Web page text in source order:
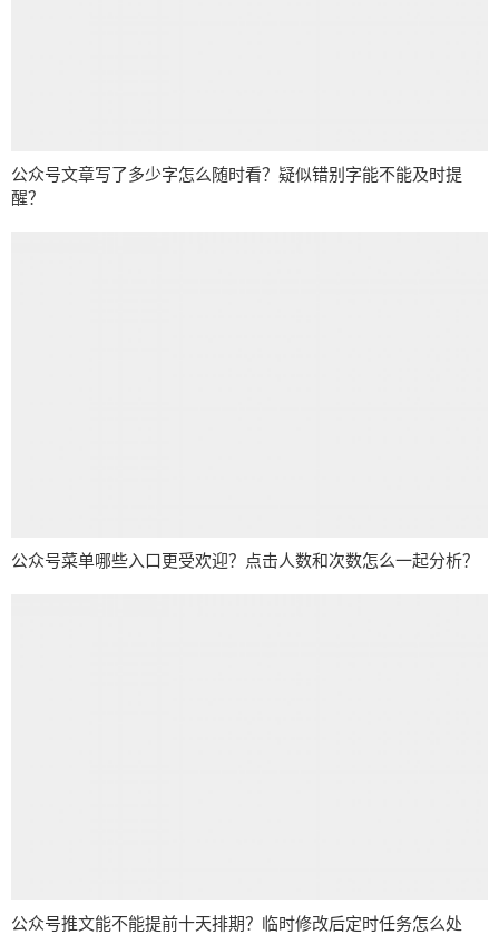
公众号文章写了多少字怎么随时看？疑似错别字能不能及时提
醒？
公众号菜单哪些入口更受欢迎？点击人数和次数怎么一起分析？
公众号推文能不能提前十天排期？临时修改后定时任务怎么处